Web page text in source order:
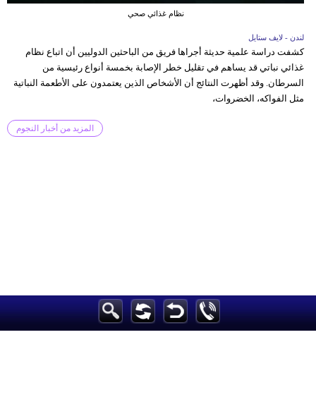
نظام غذائي صحي
لندن - لايف ستايل
كشفت دراسة علمية حديثة أجراها فريق من الباحثين الدوليين أن اتباع نظام
غذائي نباتي قد يساهم في تقليل خطر الإصابة بخمسة أنواع رئيسية من
السرطان. وقد أظهرت النتائج أن الأشخاص الذين يعتمدون على الأطعمة النباتية
مثل الفواكه، الخضروات،
المزيد من أخبار النجوم